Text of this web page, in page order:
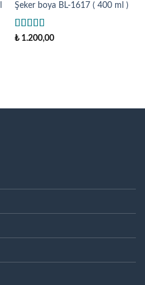
Şeker boya BL-1617 ( 400 ml )
5 üzerinden
₺1.200,00